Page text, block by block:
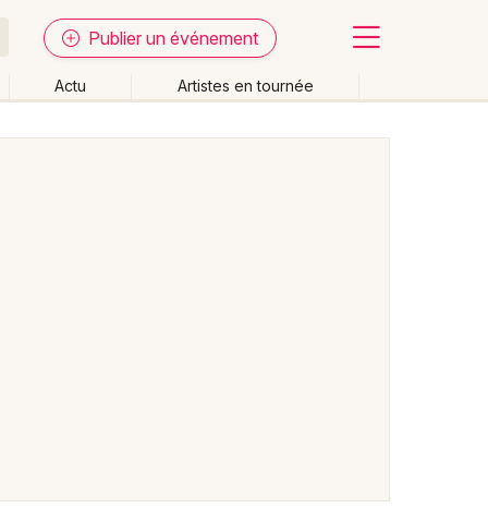
Publier un événement
Actu Artistes en tournée